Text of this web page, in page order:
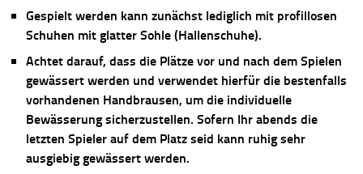
Gespielt werden kann zunächst lediglich mit profillosen
Schuhen mit glatter Sohle (Hallenschuhe).
Achtet darauf, dass die Plätze vor und nach dem Spielen
gewässert werden und verwendet hierfür die bestenfalls
vorhandenen Handbrausen, um die individuelle
Bewässerung sicherzustellen. Sofern Ihr abends die
letzten Spieler auf dem Platz seid kann ruhig sehr
ausgiebig gewässert werden.